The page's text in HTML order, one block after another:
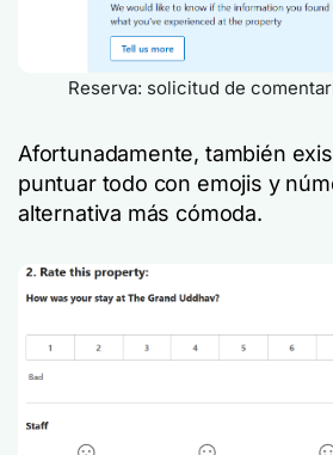
Reserva: solicitud de
Afortunadamente, también
puntuar todo con emojis y
alternativa más cómoda.